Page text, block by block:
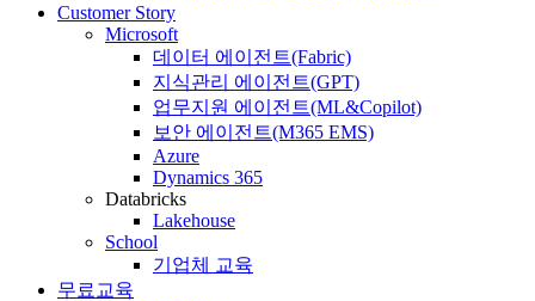
Customer Story
Microsoft
데이터 에이전트(Fabric)
지식관리 에이전트(GPT)
업무지원 에이전트(ML&Copilot)
보안 에이전트(M365 EMS)
Azure
Dynamics 365
Databricks
Lakehouse
School
기업체 교육
무료교육